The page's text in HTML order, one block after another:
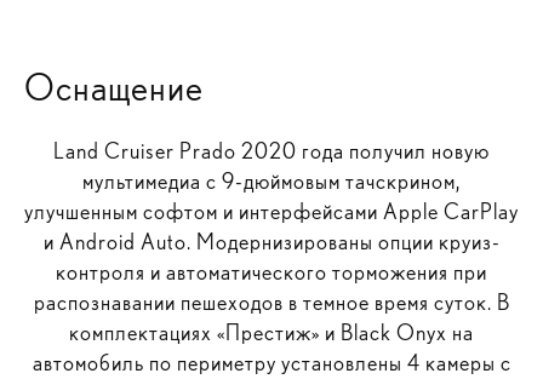
Оснащение
Land Cruiser Prado 2020 года получил новую
мультимедиа с 9-дюймовым тачскрином,
улучшенным софтом и интерфейсами Apple CarPlay
и Android Auto. Модернизированы опции круиз-
контроля и автоматического торможения при
распознавании пешеходов в темное время суток. В
комплектациях «Престиж» и Black Onyx на
автомобиль по периметру установлены 4 камеры с